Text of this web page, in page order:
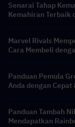
Senarai Tahap
Kemahiran Terbaik
Marvel Rivals
Cara Membeli
Panduan Pemula
Anda dengan Cepat
Panduan Tambah
Mendapatkan